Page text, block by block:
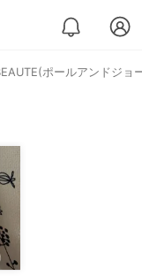
ポールアンドジ